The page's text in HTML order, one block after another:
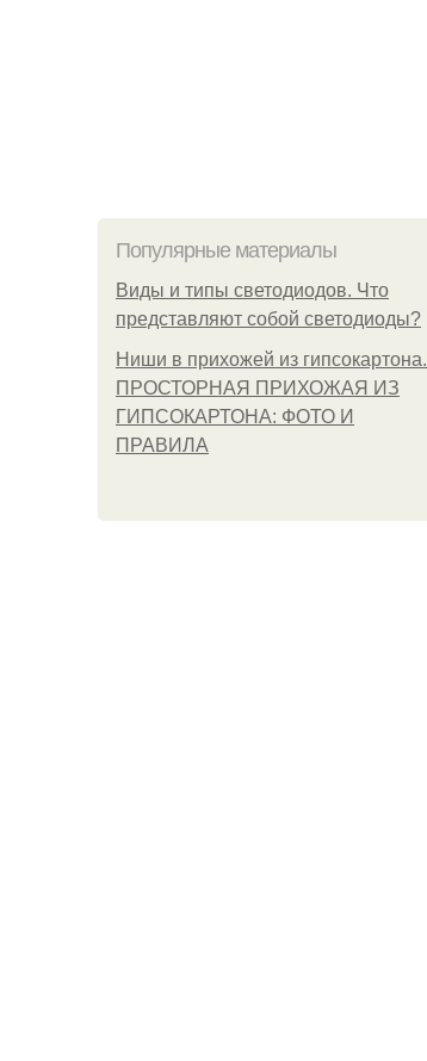
Популярные материалы
Виды и типы светодиодов. Что
представляют собой светодиоды?
Ниши в прихожей из гипсокартона.
ПРОСТОРНАЯ ПРИХОЖАЯ ИЗ
ГИПСОКАРТОНА: ФОТО И
ПРАВИЛА